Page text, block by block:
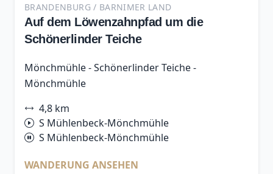
BRANDENBURG / BARNIMER LAND
Auf dem Löwenzahnpfad um die
Schönerlinder Teiche
Mönchmühle - Schönerlinder Teiche -
Mönchmühle
4,8 km
S Mühlenbeck-Mönchmühle
S Mühlenbeck-Mönchmühle
WANDERUNG ANSEHEN